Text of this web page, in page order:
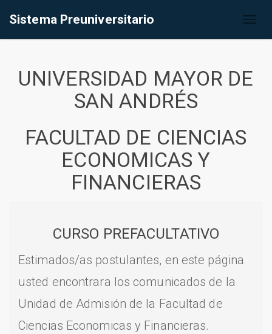
Sistema Preuniversitario
UNIVERSIDAD MAYOR DE
SAN ANDRÉS
FACULTAD DE CIENCIAS
ECONOMICAS Y
FINANCIERAS
CURSO PREFACULTATIVO
Estimados/as postulantes, en este página
usted encontrara los comunicados de la
Unidad de Admisión de la Facultad de
Ciencias Economicas y Financieras.